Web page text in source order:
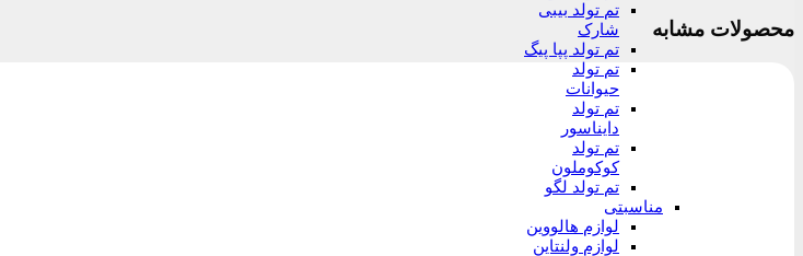
تم تولد بیبی
شارک
تم تولد پپا پیگ
تم تولد
حیوانات
تم تولد
دایناسور
تم تولد
کوکوملون
تم تولد لگو
مناسبتی
لوازم هالووین
لوازم ولنتاین
محصولات مشابه